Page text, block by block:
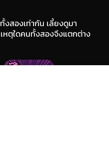
สองเท่ากัน เลี้ยงดูมา
หตุใดคนทั้งสองจึงแตกต่าง